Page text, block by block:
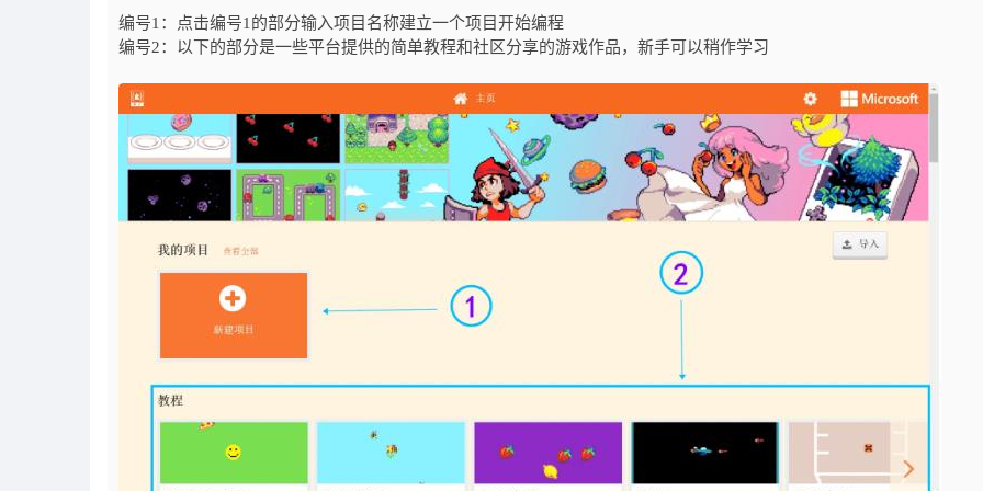
编号1：点击编号1的部分输入项目名称建立一个项目开始编程
编号2：以下的部分是一些平台提供的简单教程和社区分享的游戏作品，新手可以稍作学习